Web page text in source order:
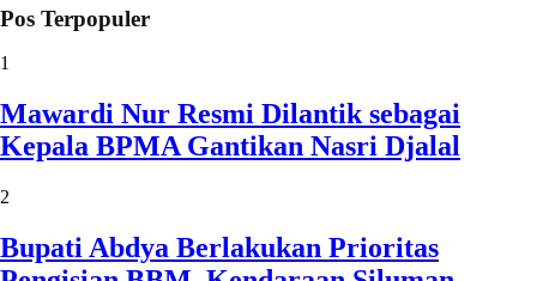
Pos Terpopuler
1
Mawardi Nur Resmi Dilantik sebagai
Kepala BPMA Gantikan Nasri Djalal
2
Bupati Abdya Berlakukan Prioritas